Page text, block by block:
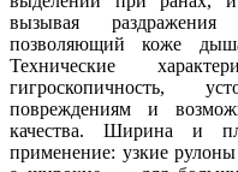
вызывая
позволяющий коже
Технические
гигроскопичность,
повреждениям и
качества. Ширина и
применение: узкие